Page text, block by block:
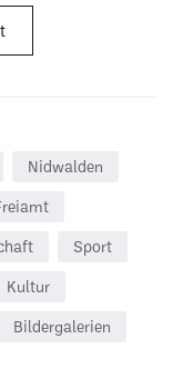
Nidwalden
Sport
Kultur
Bildergalerien